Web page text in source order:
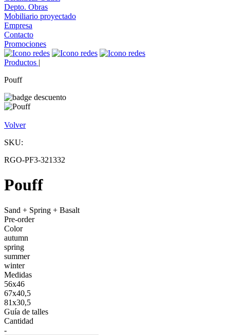
Depto. Obras
Mobiliario proyectado
Empresa
Contacto
Promociones
Productos |
Pouff
Volver
SKU:
RGO-PF3-321332
Pouff
Sand + Spring + Basalt
Pre-order
Color
autumn
spring
summer
winter
Medidas
56x46
67x40,5
81x30,5
Guía de talles
Cantidad
-